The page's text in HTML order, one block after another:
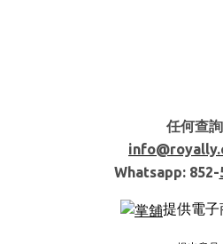
任何查
Whatsapp: 852-
提供電子